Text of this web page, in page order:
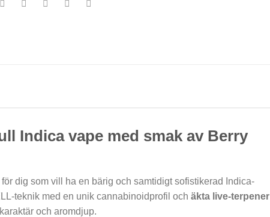
Indica vape med smak av Berry
dig som vill ha en bärig och samtidigt sofistikerad Indica-
teknik med en unik cannabinoidprofil och äkta live-terpener
och aromdjup.